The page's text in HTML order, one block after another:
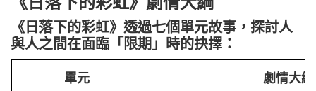
《日落下的彩虹》透過七個單元故事，探討人
與人之間在面臨「限期」時的抉擇：
單元 劇情大